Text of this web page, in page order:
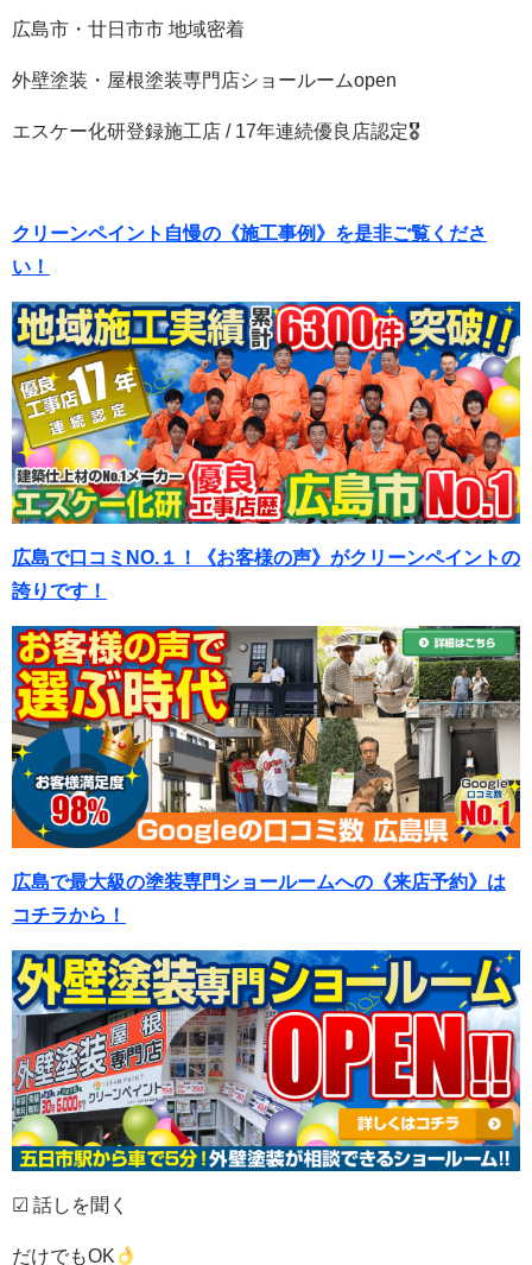
広島市・廿日市市 地域密着
外壁塗装・屋根塗装専門店ショールームopen
エスケー化研登録施工店 / 17年連続優良店認定🎖
クリーンペイント自慢の《施工事例》を是非ご覧くださ
い！
広島で口コミNO.１！《お客様の声》がクリーンペイントの
誇りです！
広島で最大級の塗装専門ショールームへの《来店予約》は
コチラから！
☑ 話しを聞く
だけでもOK